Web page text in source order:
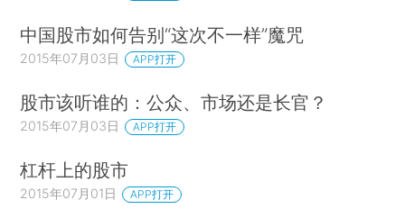
中国股市如何告别“这次不一样”魔咒
2015年07月03日 APP打开
股市该听谁的：公众、市场还是长官？
2015年07月03日 APP打开
杠杆上的股市
2015年07月01日 APP打开